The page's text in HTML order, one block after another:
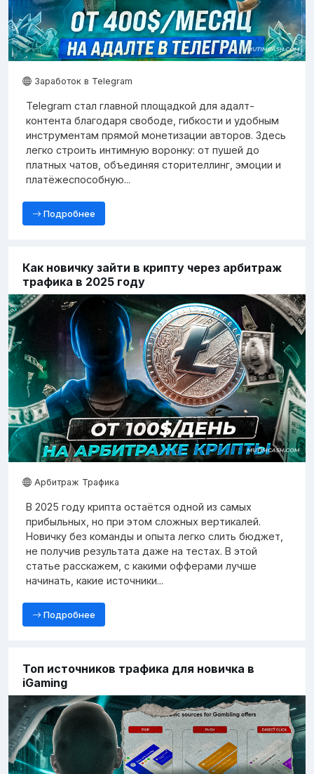
Заработок в Telegram
Telegram стал главной площадкой для адалт-
контента благодаря свободе, гибкости и удобным
инструментам прямой монетизации авторов. Здесь
легко строить интимную воронку: от пушей до
платных чатов, объединяя сторителлинг, эмоции и
платёжеспособную...
Подробнее
Как новичку зайти в крипту через арбитраж
трафика в 2025 году
Арбитраж Трафика
В 2025 году крипта остаётся одной из самых
прибыльных, но при этом сложных вертикалей.
Новичку без команды и опыта легко слить бюджет,
не получив результата даже на тестах. В этой
статье расскажем, с какими офферами лучше
начинать, какие источники...
Подробнее
Топ источников трафика для новичка в
iGaming